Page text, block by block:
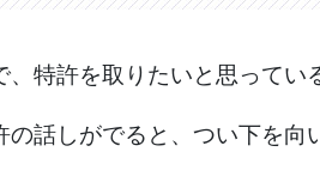
特許を取りたいと思ってい
話しがでると、つい下を向